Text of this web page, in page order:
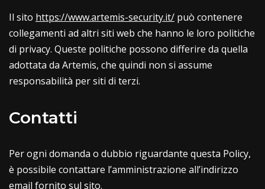
Il sito https://www.artemis-security.it/ può contenere
collegamenti ad altri siti web che hanno le loro politiche
di privacy. Queste politiche possono differire da quella
adottata da Artemis, che quindi non si assume
responsabilità per siti di terzi.
Contatti
Per ogni domanda o dubbio riguardante questa Policy,
è possibile contattare l’amministrazione all’indirizzo
email fornito sul sito.